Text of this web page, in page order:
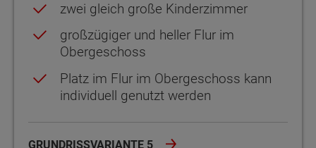
zwei gleich große Kinderzimmer
großzügiger und heller Flur im
Obergeschoss
Platz im Flur im Obergeschoss kann
individuell genutzt werden
GRUNDRISSVARIANTE 5